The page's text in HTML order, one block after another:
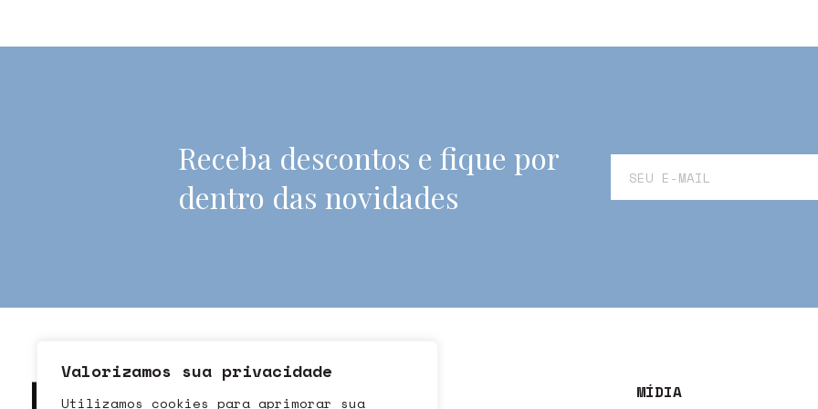
Valorizamos sua privacidade
Utilizamos cookies para aprimorar sua
Receba descontos e fique por
dentro das novidades
MÍDIA